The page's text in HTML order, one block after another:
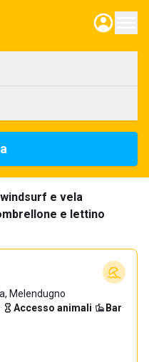
e vela
e lettino
Melendugno
· Accesso animali· Bar·